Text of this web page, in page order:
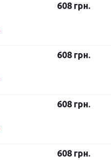
608 грн.
608 грн.
608 грн.
608 грн.